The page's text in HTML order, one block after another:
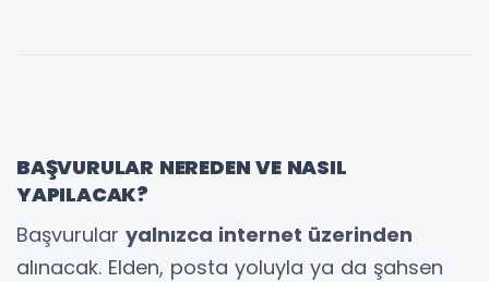
BAŞVURULAR NEREDEN VE NASIL
YAPILACAK?
Başvurular yalnızca internet üzerinden
alınacak. Elden, posta yoluyla ya da şahsen